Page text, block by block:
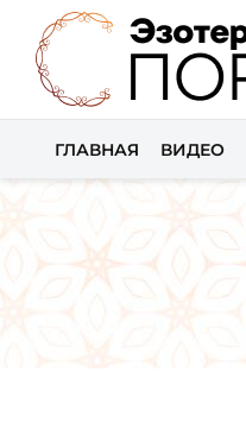
ГЛАВНАЯ ВИДЕО